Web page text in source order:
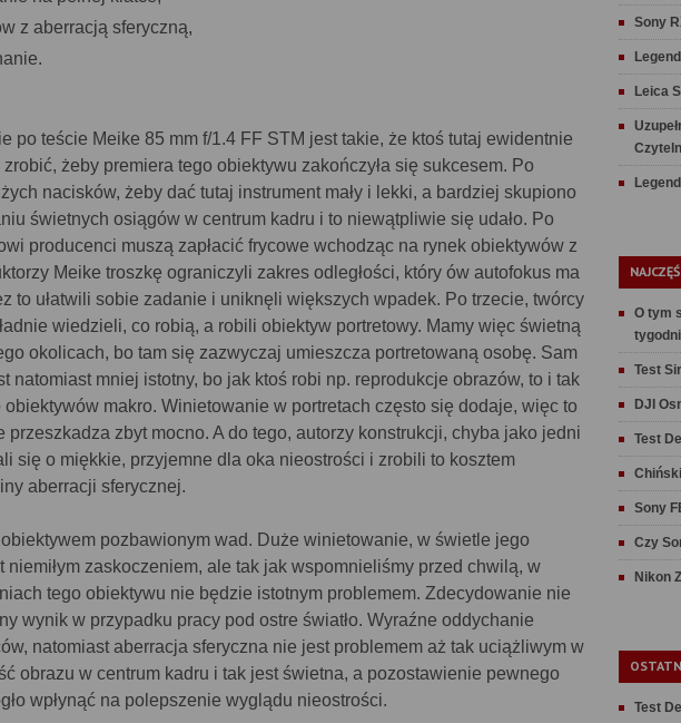
z aberracją sferyczną,
po teście Meike 85 mm f/1.4 FF STM jest takie, że ktoś tutaj ewidentnie
zrobić, żeby premiera tego obiektywu zakończyła się sukcesem. Po
nacisków, żeby dać tutaj instrument mały i lekki, a bardziej skupiono
świetnych osiągów w centrum kadru i to niewątpliwie się udało. Po
producenci muszą zapłacić frycowe wchodząc na rynek obiektywów z
Meike troszkę ograniczyli zakres odległości, który ów autofokus ma
to ułatwili sobie zadanie i uniknęli większych wpadek. Po trzecie, twórcy
wiedzieli, co robią, a robili obiektyw portretowy. Mamy więc świetną
okolicach, bo tam się zazwyczaj umieszcza portretowaną osobę. Sam
natomiast mniej istotny, bo jak ktoś robi np. reprodukcje obrazów, to i tak
makro. Winietowanie w portretach często się dodaje, więc to
przeszkadza zbyt mocno. A do tego, autorzy konstrukcji, chyba jako jedni
się o miękkie, przyjemne dla oka nieostrości i zrobili to kosztem
aberracji sferycznej.
pozbawionym wad. Duże winietowanie, w świetle jego
niemiłym zaskoczeniem, ale tak jak wspomnieliśmy przed chwilą, w
tego obiektywu nie będzie istotnym problemem. Zdecydowanie nie
wynik w przypadku pracy pod ostre światło. Wyraźne oddychanie
natomiast aberracja sferyczna nie jest problemem aż tak uciążliwym w
obrazu w centrum kadru i tak jest świetna, a pozostawienie pewnego
wpłynąć na polepszenie wyglądu nieostrości.
Sony
Leica
O tym
Test
DJI
Test
Sony
Czy
Nikon
Test